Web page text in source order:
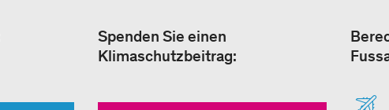
Spenden Sie einen
Klimaschutzbeitrag: